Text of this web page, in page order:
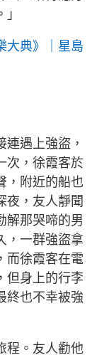
大典》｜星島
遇上強盜，
次，徐霞客於
，附近的船也
夜，友人靜聞
解那哭啼的男
，一群強盜拿
而徐霞客在電
但身上的行李
終也不幸被強
程。友人勸他